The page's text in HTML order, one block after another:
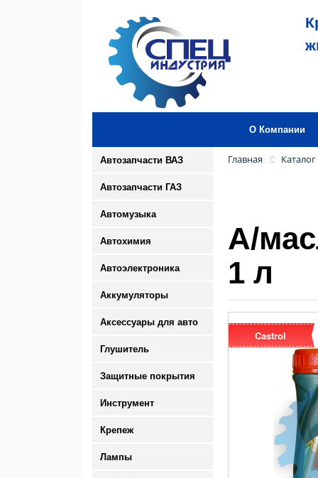
О Компании
Автозапчасти ВАЗ
Автозапчасти ГАЗ
Автомузыка
Автохимия
Автоэлектроника
Аккумуляторы
Аксессуары для авто
Глушитель
Защитные покрытия
Инструмент
Крепеж
Лампы
Главная Каталог
А/
1 л
Castrol